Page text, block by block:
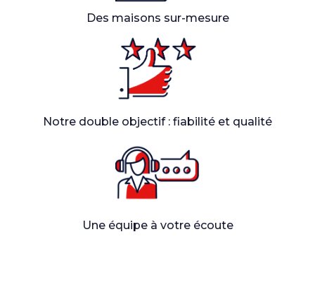
Des maisons sur-mesure
Notre double objectif : fiabilité et qualité
Une équipe à votre écoute